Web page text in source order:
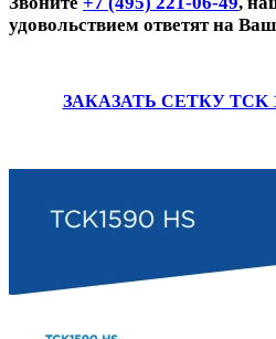
удовольствием ответят на
ЗАКАЗАТЬ СЕТКУ TCK